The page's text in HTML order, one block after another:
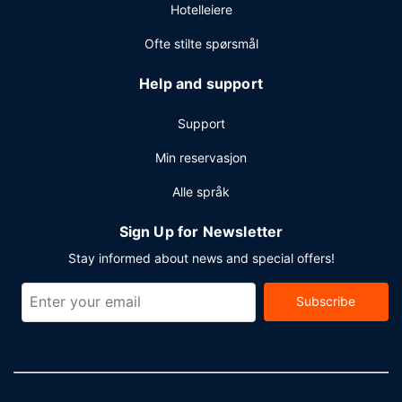
Hotelleiere
Ofte stilte spørsmål
Help and support
Support
Min reservasjon
Alle språk
Sign Up for Newsletter
Stay informed about news and special offers!
Subscribe